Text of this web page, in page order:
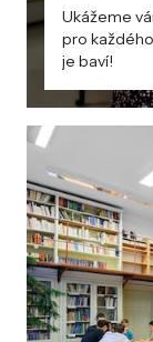
Ukážeme
pro každého
je baví!